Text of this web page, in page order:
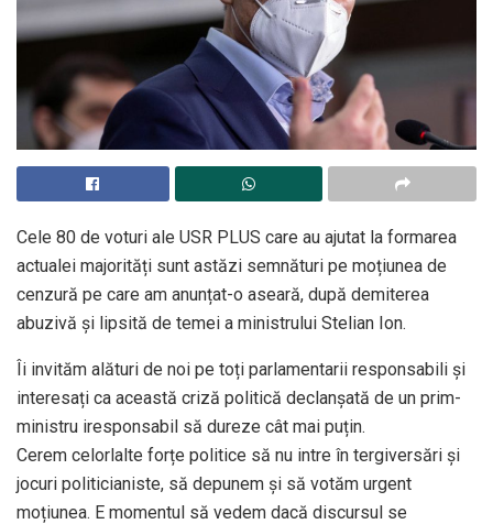
Cele 80 de voturi ale USR PLUS care au ajutat la formarea
actualei majorități sunt astăzi semnături pe moțiunea de
cenzură pe care am anunțat-o aseară, după demiterea
abuzivă și lipsită de temei a ministrului Stelian Ion.
Îi invităm alături de noi pe toți parlamentarii responsabili și
interesați ca această criză politică declanșată de un prim-
ministru iresponsabil să dureze cât mai puțin.
Cerem celorlalte forțe politice să nu intre în tergiversări și
jocuri politicianiste, să depunem și să votăm urgent
moțiunea. E momentul să vedem dacă discursul se